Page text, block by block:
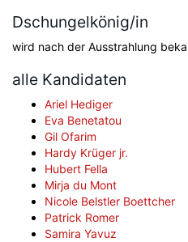
Dschungelkönig/in
wird nach der Ausstrahlung
alle Kandidaten
Ariel Hediger
Eva Benetatou
Gil Ofarim
Hardy Krüger jr.
Hubert Fella
Mirja du Mont
Nicole Belstler Boettcher
Patrick Romer
Samira Yavuz